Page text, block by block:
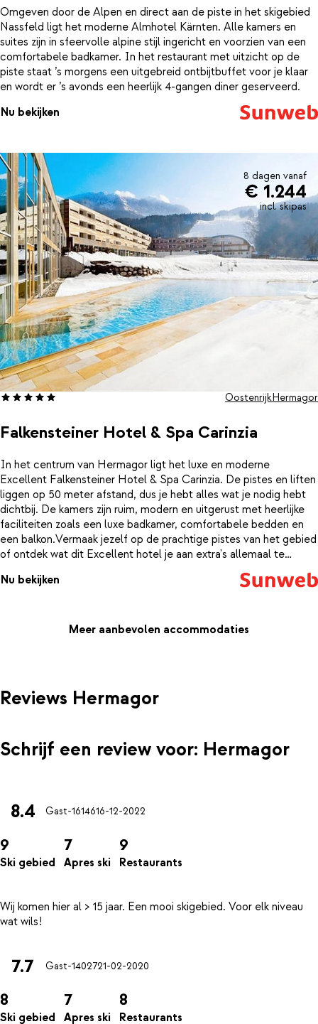
Omgeven door de Alpen en direct aan de piste in het skigebied
Nassfeld ligt het moderne Almhotel Kärnten. Alle kamers en
suites zijn in sfeervolle alpine stijl ingericht en voorzien van een
comfortabele badkamer. In het restaurant met uitzicht op de
piste staat ’s morgens een uitgebreid ontbijtbuffet voor je klaar
en wordt er ’s avonds een heerlijk 4-gangen diner geserveerd.
Nu bekijken
8 dagen vanaf
€ 1.244
incl. skipas
Falkensteiner Hotel & Spa Carinzia
OostenrijkHermagor
In het centrum van Hermagor ligt het luxe en moderne
Excellent Falkensteiner Hotel & Spa Carinzia. De pistes en liften
liggen op 50 meter afstand, dus je hebt alles wat je nodig hebt
dichtbij. De kamers zijn ruim, modern en uitgerust met heerlijke
faciliteiten zoals een luxe badkamer, comfortabele bedden en
een balkon.Vermaak jezelf op de prachtige pistes van het gebied
of ontdek wat dit Excellent hotel je aan extra's allemaal te
bieden heeft! Dompel jezelf onder in het warme water van het
binnen- of buitenzwembad, ontspan je spieren in de sauna,
het restaurant voor een smaakvol diner en proost met je
Nu bekijken
Meer aanbevolen accommodaties
Reviews Hermagor
Schrijf een review voor: Hermagor
8.4 Gast-1614616-12-2022
9
Ski gebied
7
Apres ski
9
Restaurants
Wij komen hier al > 15 jaar. Een mooi skigebied. Voor elk niveau
7.7 Gast-1402721-02-2020
8
Ski gebied
7
Apres ski
8
Restaurants